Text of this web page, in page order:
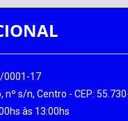
0001-17
nº s/n, Centro - CEP:
às 13:00hs